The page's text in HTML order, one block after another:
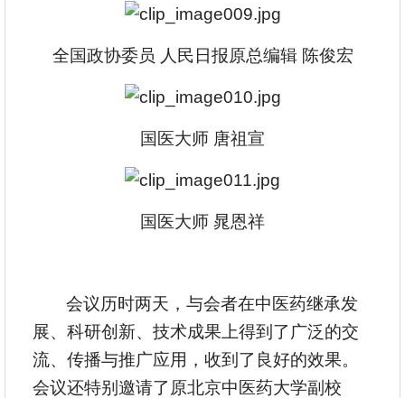
全国政协委员 人民日报原总编辑 陈俊宏
国医大师 唐祖宣
国医大师 晁恩祥
会议历时两天，与会者在中医药继承发
展、科研创新、技术成果上得到了广泛的交
流、传播与推广应用，收到了良好的效果。
会议还特别邀请了原北京中医药大学副校